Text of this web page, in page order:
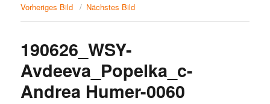
Vorheriges Bild Nächstes Bild
190626_WSY-
Avdeeva_Popelka_c-
Andrea Humer-0060